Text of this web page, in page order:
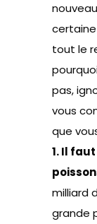
tout le
pas,
vous
que
1. Il
milliard
grande